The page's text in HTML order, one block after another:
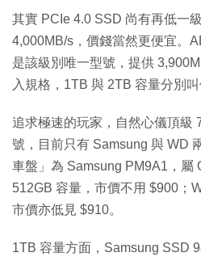
其實 PCIe 4.0 SSD 尚有再低一
4,000MB/s，價錢當然更便宜。
是該級別唯一型號，提供
入規格，1TB 與 2TB 容量分別
追求極速的玩家，自然心儀頂級
號，目前只有 Samsung 與 WD
車盤」為 Samsung PM9A1，屬
512GB 容量，市價不用 $900；
市價亦低見 $910。
1TB 容量方面，Samsung SSD